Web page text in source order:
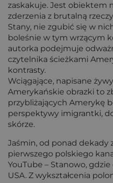
zaskakuje. Jest obiektem
zderzenia z brutalną
Stany, nie zgubić się w
boleśnie w tym wrzącym
autorka podejmuje
czytelnika ścieżkami
kontrasty.
Wciągające, napisane
Amerykańskie obrazki to
przybliżających Amerykę
perspektywy imigrantki,
skórze.
Jaśmin, od ponad dekady
pierwszego polskiego
YouTube – Stanowo,
USA. Z wykształcenia